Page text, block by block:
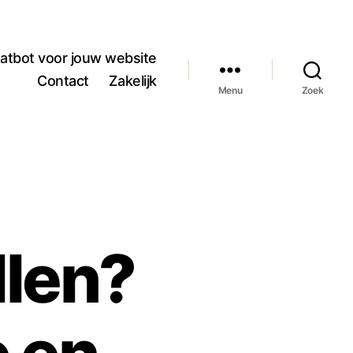
voor jouw website
Contact
Zakelijk
Menu Zoek